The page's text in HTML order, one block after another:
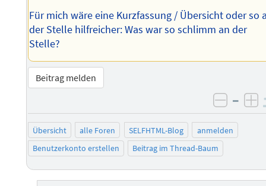
Für mich wäre eine Kurzfassung / Übersicht oder so
der Stelle hilfreicher: Was war so schlimm an der
Stelle?
Beitrag melden
–
Übersicht alle Foren SELFHTML-Blog
anmelden
Benutzerkonto erstellen
Beitrag im Thread-Baum